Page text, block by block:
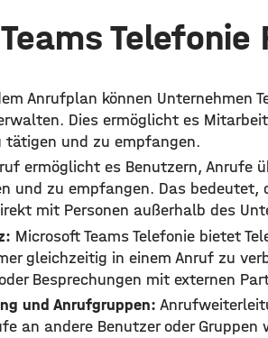
Telefonie
Anrufplan können Unternehmen
Dies ermöglicht es
tätigen und zu empfangen.
ermöglicht es Benutzern, Anrufe
und zu empfangen. Das
mit Personen außerhalb des
Microsoft Teams Telefonie bietet
gleichzeitig in einem Anruf zu
Besprechungen mit externen
und Anrufgruppen:
an andere Benutzer oder